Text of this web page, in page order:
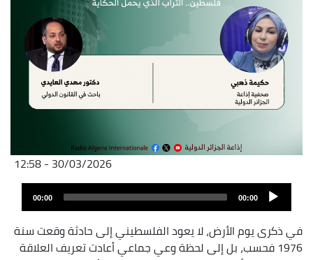
30/03/2026 - 12:58
Fichier
audio
00:00
00:00
في ذكرى يوم الأرض، لا يعود الفلسطيني إلى حادثة وقعت سنة
1976 فحسب، بل إلى لحظة وعي جماعي أعادت تعريف العلاقة